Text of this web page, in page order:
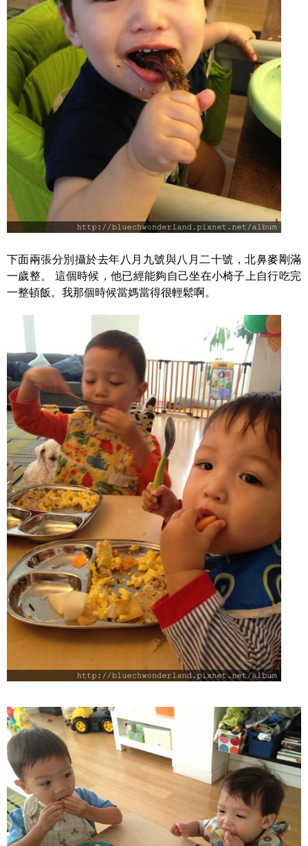
下面兩張分別攝於去年八月九號與八月二十號，北鼻麥剛滿
一歲整。 這個時候，他已經能夠自己坐在小椅子上自行吃完
一整頓飯。我那個時候當媽當得很輕鬆啊。